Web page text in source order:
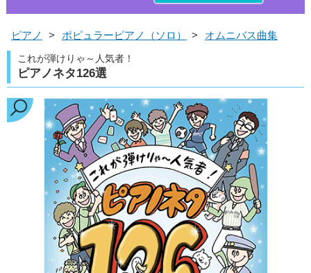
ピアノ > ポピュラーピアノ（ソロ） > オムニバス曲集
これが弾けりゃ～人気者！
ピアノネタ126選